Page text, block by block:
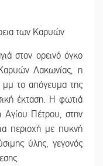
στον ορεινό όγκο
Λακωνίας, η
μμ το απόγευμα της
έκταση. Η φωτιά
Αγίου Πέτρου, στην
περιοχή με πυκνή
ύλης, γεγονός